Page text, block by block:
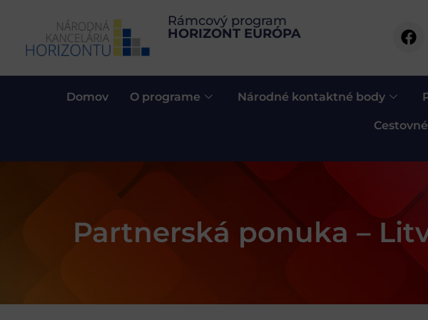
Rámcový program
HORIZONT EURÓPA
Domov O programe Národné kontaktné body
Partnerská ponuka –